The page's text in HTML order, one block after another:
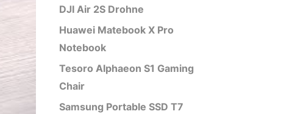
DJI Air 2S Drohne
Huawei Matebook X Pro
Notebook
Tesoro Alphaeon S1 Gaming
Chair
Samsung Portable SSD T7